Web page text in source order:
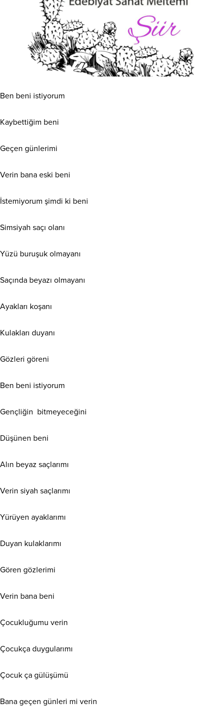
Ben beni istiyorum
Kaybettiğim beni
Geçen günlerimi
Verin bana eski beni
İstemiyorum şimdi ki beni
Simsiyah saçı olanı
Yüzü buruşuk olmayanı
Saçında beyazı olmayanı
Ayakları koşanı
Kulakları duyanı
Gözleri göreni
Ben beni istiyorum
Gençliğin bitmeyeceğini
Düşünen beni
Alın beyaz saçlarımı
Verin siyah saçlarımı
Yürüyen ayaklarımı
Duyan kulaklarımı
Gören gözlerimi
Verin bana beni
Çocukluğumu verin
Çocukça duygularımı
Çocuk ça gülüşümü
Bana geçen günleri mi verin